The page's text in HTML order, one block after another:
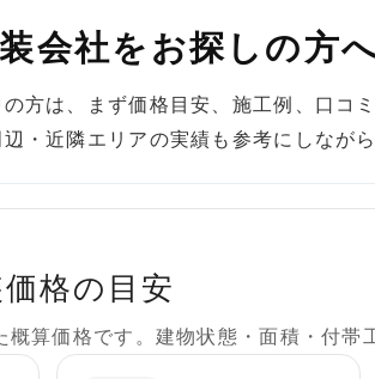
会社をお探しの方
方は、まず価格目安、施工例、口コ
・近隣エリアの実績も参考にしなが
格の目安
算価格です。建物状態・面積・付帯